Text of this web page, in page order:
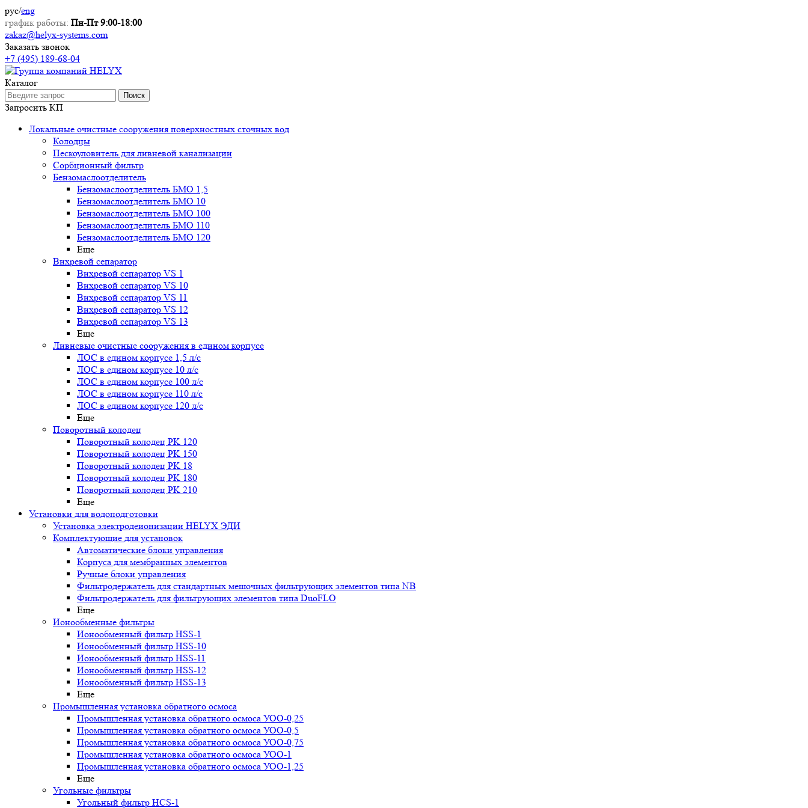
рус/eng
график работы: Пн-Пт 9:00-18:00
zakaz@helyx-systems.com
Заказать звонок
+7 (495) 189-68-04
Каталог
Поиск
Запросить КП
Локальные очистные сооружения поверхностных сточных вод
Колодцы
Пескоуловитель для ливневой канализации
Сорбционный фильтр
Бензомаслоотделитель
Бензомаслоотделитель БМО 1,5
Бензомаслоотделитель БМО 10
Бензомаслоотделитель БМО 100
Бензомаслоотделитель БМО 110
Бензомаслоотделитель БМО 120
Еще
Вихревой сепаратор
Вихревой сепаратор VS 1
Вихревой сепаратор VS 10
Вихревой сепаратор VS 11
Вихревой сепаратор VS 12
Вихревой сепаратор VS 13
Еще
Ливневые очистные сооружения в едином корпусе
ЛОС в едином корпусе 1,5 л/с
ЛОС в едином корпусе 10 л/с
ЛОС в едином корпусе 100 л/с
ЛОС в едином корпусе 110 л/с
ЛОС в едином корпусе 120 л/с
Еще
Поворотный колодец
Поворотный колодец PK 120
Поворотный колодец PK 150
Поворотный колодец PK 18
Поворотный колодец PK 180
Поворотный колодец PK 210
Еще
Установки для водоподготовки
Установка электродеионизации HELYX ЭДИ
Комплектующие для установок
Автоматические блоки управления
Корпуса для мембранных элементов
Ручные блоки управления
Фильтродержатель для стандартных мешочных фильтрующих элементов типа NB
Фильтродержатель для фильтрующих элементов типа DuoFLO
Еще
Ионообменные фильтры
Ионообменный фильтр HSS-1
Ионообменный фильтр HSS-10
Ионообменный фильтр HSS-11
Ионообменный фильтр HSS-12
Ионообменный фильтр HSS-13
Еще
Промышленная установка обратного осмоса
Промышленная установка обратного осмоса УОО-0,25
Промышленная установка обратного осмоса УОО-0,5
Промышленная установка обратного осмоса УОО-0,75
Промышленная установка обратного осмоса УОО-1
Промышленная установка обратного осмоса УОО-1,25
Еще
Угольные фильтры
Угольный фильтр HСS-1